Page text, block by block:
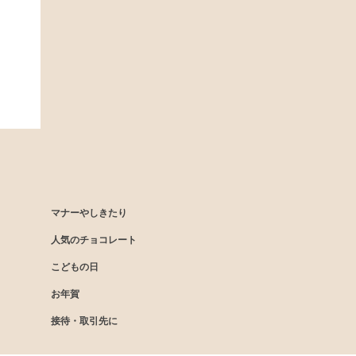
マナーやしきたり
人気のチョコレート
こどもの日
お年賀
接待・取引先に